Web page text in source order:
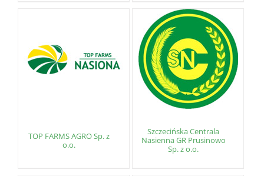
TOP FARMS AGRO Sp. z
o.o.
Szczecińska Centrala
Nasienna GR Prusinowo
Sp. z o.o.